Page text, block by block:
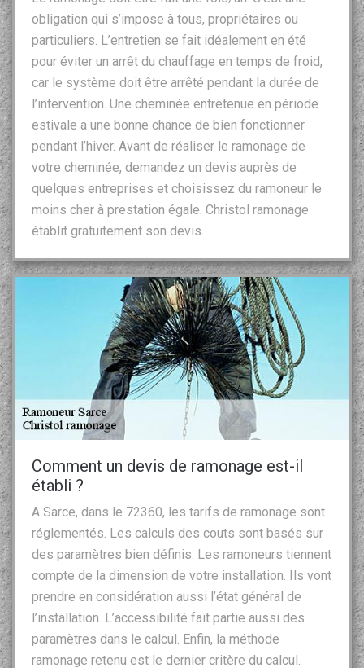
obligation qui s’impose à tous, propriétaires ou
particuliers. L’entretien se fait idéalement en été
pour éviter un arrêt du chauffage en temps de froid,
car le système doit être arrêté pendant la durée de
l’intervention. Une cheminée entretenue en période
estivale a une bonne chance de bien fonctionner
pendant l’hiver. Avant de réaliser le ramonage de
votre cheminée, demandez un devis auprès de
quelques entreprises et choisissez du ramoneur le
moins cher à prestation égale. Christol ramonage
établit gratuitement son devis.
Comment un devis de ramonage est-il
établi ?
A Sarce, dans le 72360, les tarifs de ramonage sont
réglementés. Les calculs des couts sont basés sur
des paramètres bien définis. Les ramoneurs tiennent
compte de la dimension de votre installation. Ils vont
prendre en considération aussi l’état général de
l’installation. L’accessibilité fait partie aussi des
paramètres dans le calcul. Enfin, la méthode
ramonage retenu est le dernier critère du calcul.